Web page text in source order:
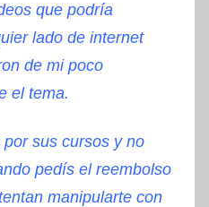
que podría
lado de internet
de mi poco
el tema.
sus cursos y no
pedís el reembolso
manipularte con